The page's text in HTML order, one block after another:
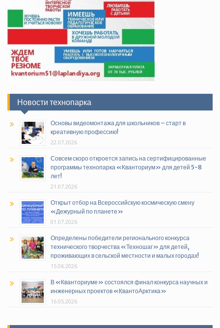
Новости технопарка
Основы видеомонтажа для школьников – старт в
креативную профессию!
22.07.2026
Совсем скоро откроется запись на сертифицированные
программы технопарка «Кванториум» для детей 5-8
лет!
21.07.2026
Открыт отбор на Всероссийскую космическую смену
«Дежурный по планете»
01.07.2026
Определены победители регионального конкурса
технического творчества «Техношаг» для детей,
проживающих в сельской местности и малых городах!
15.06.2026
В «Кванториуме» состоялся финал конкурса научных и
инженерных проектов «КвантоАрктика»
16.05.2026